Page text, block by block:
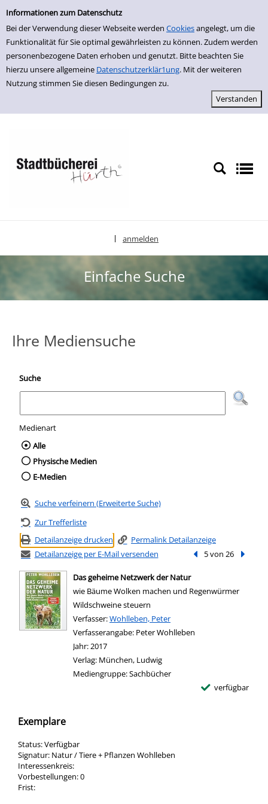
Einfache Suche
Informationen zum Datenschutz
Bei der Verwendung dieser Webseite werden Cookiesangelegt, um die
Funktionalität für Sie optimal gewährleisten zu können. Zudem werden
personenbezogene Daten erhoben und genutzt. Bitte beachten Sie
hierzu unsere allgemeine Datenschutzerklär1ung. Mit der weiteren
Nutzung stimmen Sie diesen Bedingungen zu.
zur Navigation springen
zum Inhalt springen
Zur Detailanzeige springen
anmelden
Einfache Suche
Ihre Mediensuche
Suche
Medienart
Wählen Sie die Medienart nach der Sie
Alle
Physische Medien
E-Medien
Suche verfeinern (Erweiterte Suche)
Zur Trefferliste
Detailanzeige drucken
Permalink Detailanzeige
Detailanzeige per E-Mail versenden
Vorheriger Treffer
5 von 26
Das geheime Netzwerk der Natur
wie Bäume Wolken machen und Regenwürmer
Wildschweine steuern
Verfasser:Suche nach diesem Verfasser
Wohlleben, Peter
Verfasserangabe: Peter Wohlleben
Jahr:2017
Verlag: München, Ludwig
Mediengruppe:Sachbücher
verfügbar
Exemplare
Status:Verfügbar
Signatur: Natur / Tiere + Pflanzen Wohlleben
Interessenkreis:
Vorbestellungen:0
Frist: